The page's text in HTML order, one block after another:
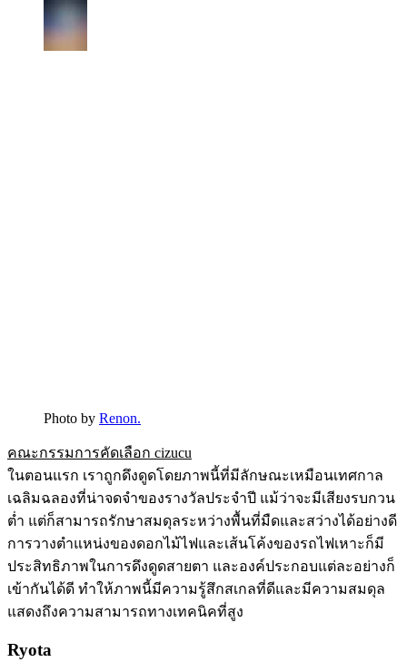
Photo by Renon.
คณะกรรมการคัดเลือก cizucu
ในตอนแรก เราถูกดึงดูดโดยภาพนี้ที่มีลักษณะเหมือนเทศกาล
เฉลิมฉลองที่น่าจดจำของรางวัลประจำปี แม้ว่าจะมีเสียงรบกวน
ต่ำ แต่ก็สามารถรักษาสมดุลระหว่างพื้นที่มืดและสว่างได้อย่างดี
การวางตำแหน่งของดอกไม้ไฟและเส้นโค้งของรถไฟเหาะก็มี
ประสิทธิภาพในการดึงดูดสายตา และองค์ประกอบแต่ละอย่างก็
เข้ากันได้ดี ทำให้ภาพนี้มีความรู้สึกสเกลที่ดีและมีความสมดุล
แสดงถึงความสามารถทางเทคนิคที่สูง
Ryota